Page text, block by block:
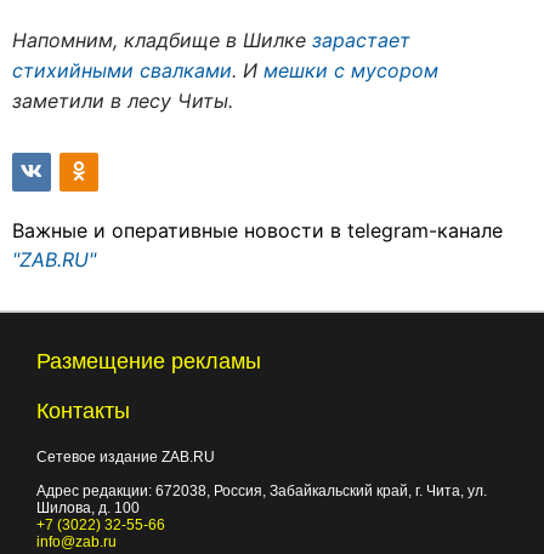
Напомним, кладбище в Шилке зарастает
стихийными свалками. И мешки с мусором
заметили в лесу Читы.
Важные и оперативные новости в telegram-канале
"ZAB.RU"
Размещение рекламы
Контакты
Сетевое издание ZAB.RU
Адрес редакции: 672038, Россия, Забайкальский край, г. Чита, ул.
Шилова, д. 100
+7 (3022) 32-55-66
info@zab.ru